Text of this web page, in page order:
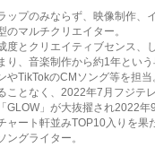
ップのみならず、映像制作、
のマルチクリエイター。
度とクリエイティブセンス、
り、音楽制作から約1年とい
TikTokのCMソング等を担当
ことなく、2022年7月フジテ
GLOW」が大抜擢され2022年
ャート軒並みTOP10入りを果
グライター。